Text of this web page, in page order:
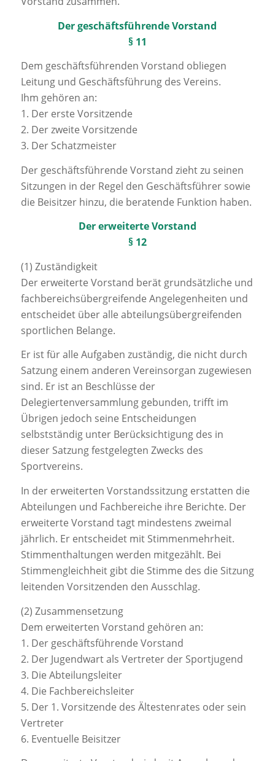
Der geschäftsführende Vorstand
§ 11
Dem geschäftsführenden Vorstand obliegen
Leitung und Geschäftsführung des Vereins.
Ihm gehören an:
1. Der erste Vorsitzende
2. Der zweite Vorsitzende
3. Der Schatzmeister
Der geschäftsführende Vorstand zieht zu seinen
Sitzungen in der Regel den Geschäftsführer sowie
die Beisitzer hinzu, die beratende Funktion haben.
Der erweiterte Vorstand
§ 12
(1) Zuständigkeit
Der erweiterte Vorstand berät grundsätzliche und
fachbereichsübergreifende Angelegenheiten und
entscheidet über alle abteilungsübergreifenden
sportlichen Belange.
Er ist für alle Aufgaben zuständig, die nicht durch
Satzung einem anderen Vereinsorgan zugewiesen
sind. Er ist an Beschlüsse der
Delegiertenversammlung gebunden, trifft im
Übrigen jedoch seine Entscheidungen
selbstständig unter Berücksichtigung des in
dieser Satzung festgelegten Zwecks des
Sportvereins.
In der erweiterten Vorstandssitzung erstatten die
Abteilungen und Fachbereiche ihre Berichte. Der
erweiterte Vorstand tagt mindestens zweimal
jährlich. Er entscheidet mit Stimmenmehrheit.
Stimmenthaltungen werden mitgezählt. Bei
Stimmengleichheit gibt die Stimme des die Sitzung
leitenden Vorsitzenden den Ausschlag.
(2) Zusammensetzung
Dem erweiterten Vorstand gehören an:
1. Der geschäftsführende Vorstand
2. Der Jugendwart als Vertreter der Sportjugend
3. Die Abteilungsleiter
4. Die Fachbereichsleiter
5. Der 1. Vorsitzende des Ältestenrates oder sein
Vertreter
6. Eventuelle Beisitzer